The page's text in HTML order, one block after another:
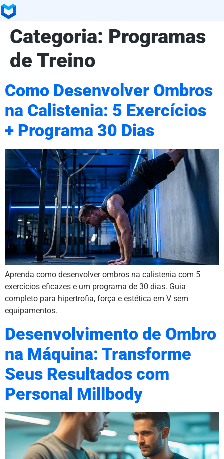
Categoria: Programas
de Treino
Como Desenvolver Ombros
na Calistenia: 5 Exercícios
+ Programa 30 Dias
Aprenda como desenvolver ombros na calistenia com 5
exercícios eficazes e um programa de 30 dias. Guia
completo para hipertrofia, força e estética em V sem
equipamentos.
Desenvolvimento de Ombro
na Máquina: Transforme
Seus Resultados com
Personal Millbody